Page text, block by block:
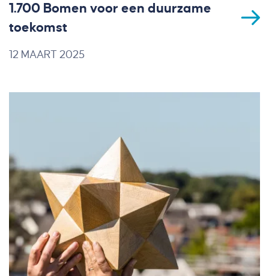
1.700 Bomen voor een duurzame
toekomst
12 MAART 2025